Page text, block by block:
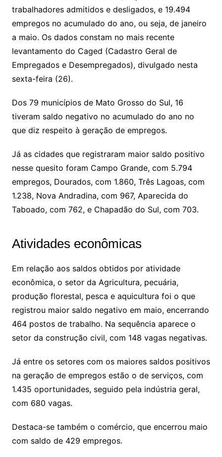
n
k
p
p
m
n
Cl
a
sr
m
a
g
e
k.
c
o
m
e o
M
ai
l
d
s
trabalhadores admitidos e desligados, e 19.494
empregos no acumulado do ano, ou seja, de janeiro
a maio. Os dados constam no mais recente
levantamento do Caged (Cadastro Geral de
Empregados e Desempregados), divulgado nesta
sexta-feira (26).
Dos 79 municípios de Mato Grosso do Sul, 16
tiveram saldo negativo no acumulado do ano no
que diz respeito à geração de empregos.
Já as cidades que registraram maior saldo positivo
nesse quesito foram Campo Grande, com 5.794
empregos, Dourados, com 1.860, Três Lagoas, com
1.238, Nova Andradina, com 967, Aparecida do
Taboado, com 762, e Chapadão do Sul, com 703.
Atividades econômicas
Em relação aos saldos obtidos por atividade
econômica, o setor da Agricultura, pecuária,
produção florestal, pesca e aquicultura foi o que
registrou maior saldo negativo em maio, encerrando
464 postos de trabalho. Na sequência aparece o
setor da construção civil, com 148 vagas negativas.
Já entre os setores com os maiores saldos positivos
na geração de empregos estão o de serviços, com
1.435 oportunidades, seguido pela indústria geral,
com 680 vagas.
Destaca-se também o comércio, que encerrou maio
com saldo de 429 empregos.